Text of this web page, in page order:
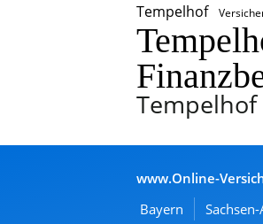
Tempelhof
Tempelhof
www.Online-
Bayern